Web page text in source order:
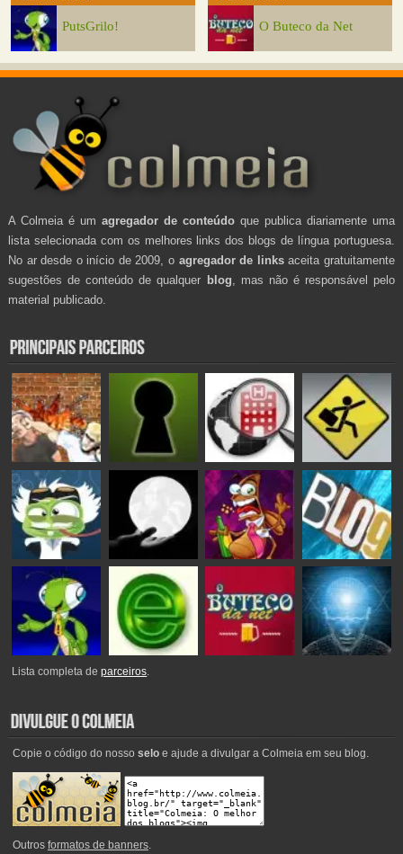
PutsGrilo! O Buteco da Net
A Colmeia é um agregador de conteúdo que publica diariamente uma
lista selecionada com os melhores links dos blogs de língua portuguesa.
No ar desde o início de 2009, o agregador de linksaceita gratuitamente
sugestões de conteúdo de qualquer blog , mas não é responsável pelo
material publicado.
Lista completa deparceiros.
Copie o código do nosso seloe ajude a divulgar a Colmeia em seu blog.
Outros formatos de banners.